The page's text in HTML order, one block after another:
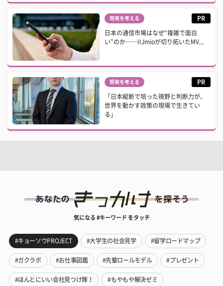
将来を考える PR
日本の通信市場はなぜ“複雑で面白
い”のか──IIJmioが切り拓いたMV...
将来を考える PR
「日本縦断で培った視野と判断力が、
世界を動かす政策の現場で生きてい
る」
気になる #キーワード をタッチ
#キョーソウPROJECT #大学生の社会見学 #留学ロードマップ
#ガクラボ #お仕事図鑑 #先輩ロールモデル #プレゼント
#ほんとにいい会社見つけ隊！ #もやもや解決ゼミ